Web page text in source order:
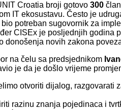
Croatia broji gotovo 300
IT ekosustavu. Često je
potreban sugovornik za
CISEx je posljednjih godina
donošenja novih zakona
na čelu sa predsjednikom
je da je došlo vrijeme
otvoriti dijalog, razgovarati
razinu znanja pojedinaca i